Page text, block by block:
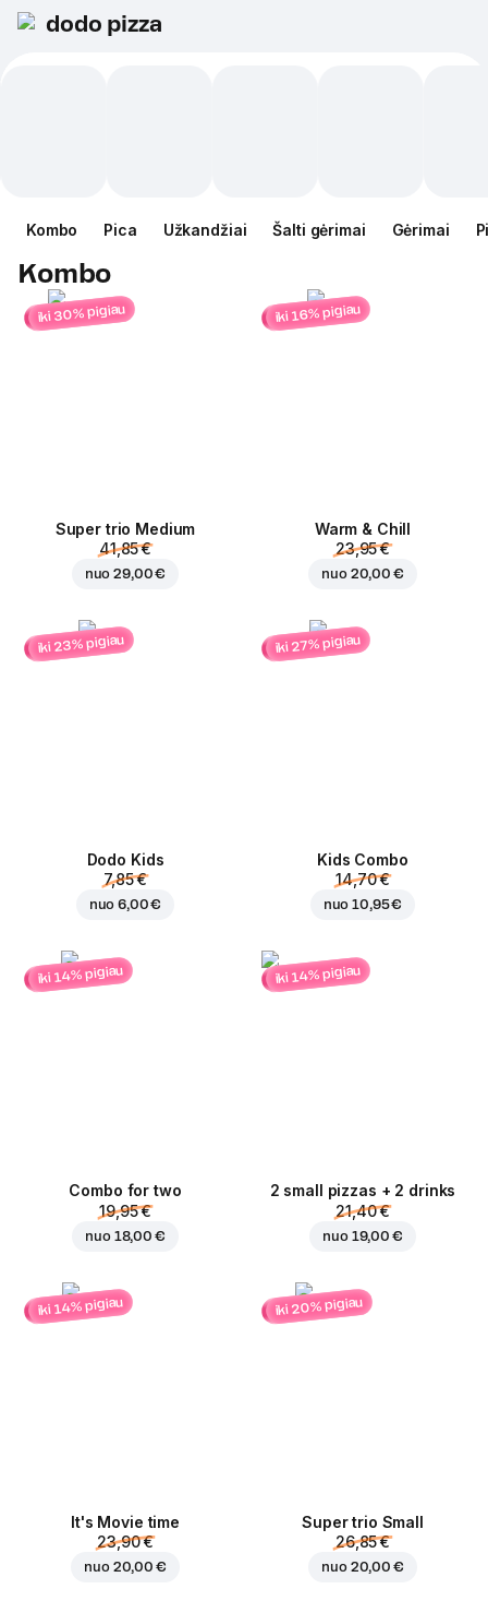
dodo pizza
Kombo Pica Užkandžiai Šalti gėrimai Gėrimai
Kombo
iki 30% pigiau
Super trio Medium
41,85 €
nuo29,00 €
iki 16% pigiau
Warm & Chill
23,95 €
nuo 20,00 €
iki 23% pigiau
Dodo Kids
7,85 €
nuo6,00 €
iki 27% pigiau
Kids Combo
14,70 €
nuo10,95 €
iki 14% pigiau
Combo for two
19,95 €
nuo 18,00 €
iki 14% pigiau
2 small pizzas + 2 drinks
21,40 €
nuo 19,00 €
iki 14% pigiau
It's Movie time
23,90 €
nuo 20,00 €
iki 20% pigiau
Super trio Small
26,85 €
nuo 20,00 €